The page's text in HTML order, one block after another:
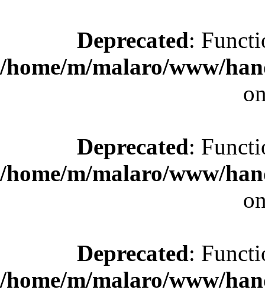
Deprecated:
/home/m/malaro/www/
Deprecated:
/home/m/malaro/www/
Deprecated:
/home/m/malaro/www/